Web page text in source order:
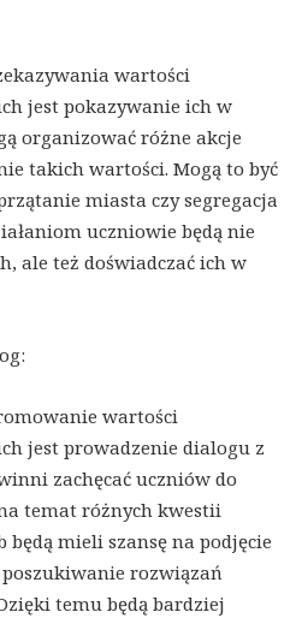
wartości
jest pokazywanie ich w
organizować różne akcje
takich wartości. Mogą to być
miasta czy segregacja
uczniowie będą nie
ale też doświadczać ich w
wartości
jest prowadzenie dialogu z
zachęcać uczniów do
temat różnych kwestii
będą mieli szansę na podjęcie
rozwiązań
temu będą bardziej